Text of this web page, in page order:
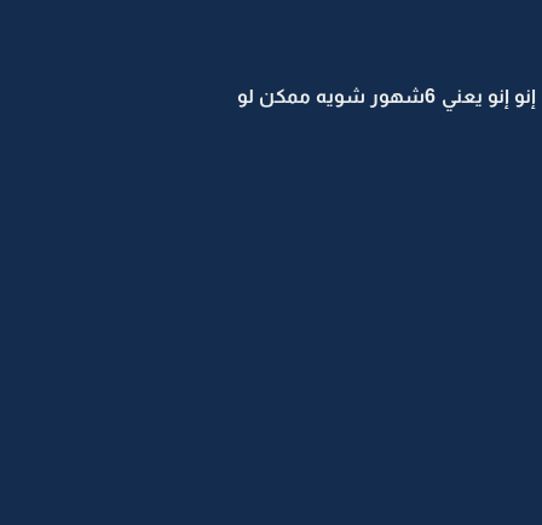
روضه بتفكير: لو زياده عن سنة أحسن (قالت الكلمة ومانتبهت الا بعد ماقالتها قالت بسررعه) آآ قصدي إنو إنو يعني 6شهور شويه ممكن لو